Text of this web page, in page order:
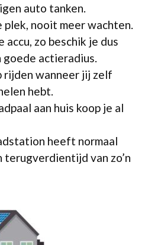
auto tanken.
nooit meer wachten.
zo beschik je dus
actieradius.
rijden wanneer jij zelf
hebt.
aan huis koop je al
heeft normaal
terugverdientijd van zo’n